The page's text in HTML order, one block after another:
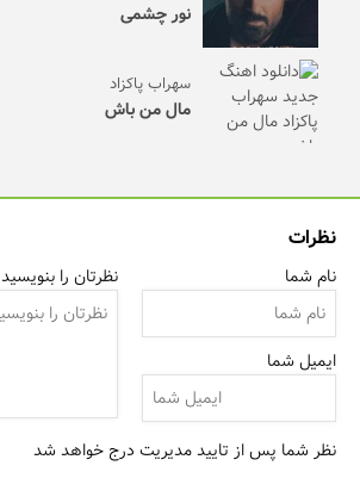
نور چشمی
سهراب پاکزاد
مال من باش
نظرات
نام شما
ایمیل شما
نظرتان را بنویسید
نظر شما پس از تایید مدیریت درج خواهد شد